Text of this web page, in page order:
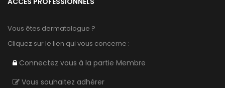
Vous êtes dermatologue ?
Cliquez sur le lien qui vous concerne :
Connectez vous à la partie Membre
Vous souhaitez adhérer